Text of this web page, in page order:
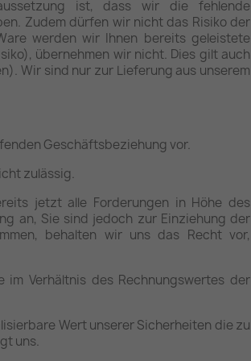
ist, dass wir die fehlende
Zudem dürfen wir nicht das Risiko der
werden wir Ihnen bereits geleistete
übernehmen wir nicht. Dies gilt auch
Wir sind nur zur Lieferung aus unserem
Geschäftsbeziehung vor.
zulässig.
jetzt alle Forderungen in Höhe des
an, Sie sind jedoch zur Einziehung der
behalten wir uns das Recht vor,
Verhältnis des Rechnungswertes der
Wert unserer Sicherheiten die zu
uns.